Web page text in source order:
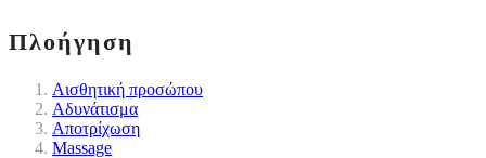
Πλοήγηση
Αισθητική προσώπου
Αδυνάτισμα
Αποτρίχωση
Massage